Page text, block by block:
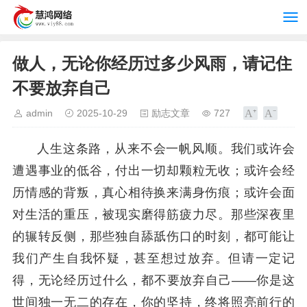
做人，无论你经历过多少风雨，请记住
不要放弃自己
admin 2025-10-29 励志文章 727
人生这条路，从来不会一帆风顺。我们或许会
遭遇事业的低谷，付出一切却颗粒无收；或许会经
历情感的背叛，真心相待换来满身伤痕；或许会面
对生活的重压，被现实磨得筋疲力尽。那些深夜里
的辗转反侧，那些独自舔舐伤口的时刻，都可能让
我们产生自我怀疑，甚至想过放弃。但请一定记
得，无论经历过什么，都不要放弃自己——你是这
世间独一无二的存在，你的坚持，终将照亮前行的